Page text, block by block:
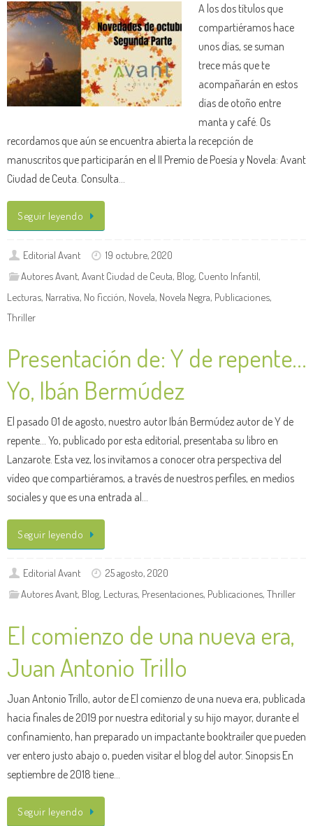
A los dos títulos que
compartiéramos hace
unos días, se suman
trece más que te
acompañarán en estos
días de otoño entre
manta y café. Os
recordamos que aún se encuentra abierta la recepción de
manuscritos que participarán en el II Premio de Poesía y Novela: Avant
Ciudad de Ceuta. Consulta…
Seguir leyendo
Editorial Avant
19 octubre, 2020
Autores Avant,Avant Ciudad de Ceuta, Blog, Cuento Infantil,
Lecturas, Narrativa, No ficción, Novela, Novela Negra, Publicaciones,
Thriller
Presentación de: Y de repente…
Yo, Ibán Bermúdez
El pasado 01 de agosto, nuestro autor Ibán Bermúdez autor de Y de
repente… Yo, publicado por esta editorial, presentaba su libro en
Lanzarote. Esta vez, los invitamos a conocer otra perspectiva del
vídeo que compartiéramos, a través de nuestros perfiles, en medios
sociales y que es una entrada al…
Seguir leyendo
Editorial Avant
25 agosto, 2020
Autores Avant, Blog, Lecturas, Presentaciones, Publicaciones,Thriller
El comienzo de una nueva era,
Juan Antonio Trillo
Juan Antonio Trillo, autor de El comienzo de una nueva era, publicada
hacia finales de 2019 por nuestra editorial y su hijo mayor, durante el
confinamiento, han preparado un impactante booktrailer que pueden
ver entero justo abajo o, pueden visitar el blog del autor. Sinopsis En
septiembre de 2018 tiene…
Seguir leyendo